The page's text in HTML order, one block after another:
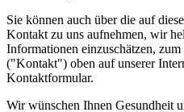
Sie können auch über die auf
Kontakt zu uns aufnehmen, wir
Informationen einzuschätzen,
("Kontakt") oben auf unserer
Kontaktformular.
Wir wünschen Ihnen Gesundheit